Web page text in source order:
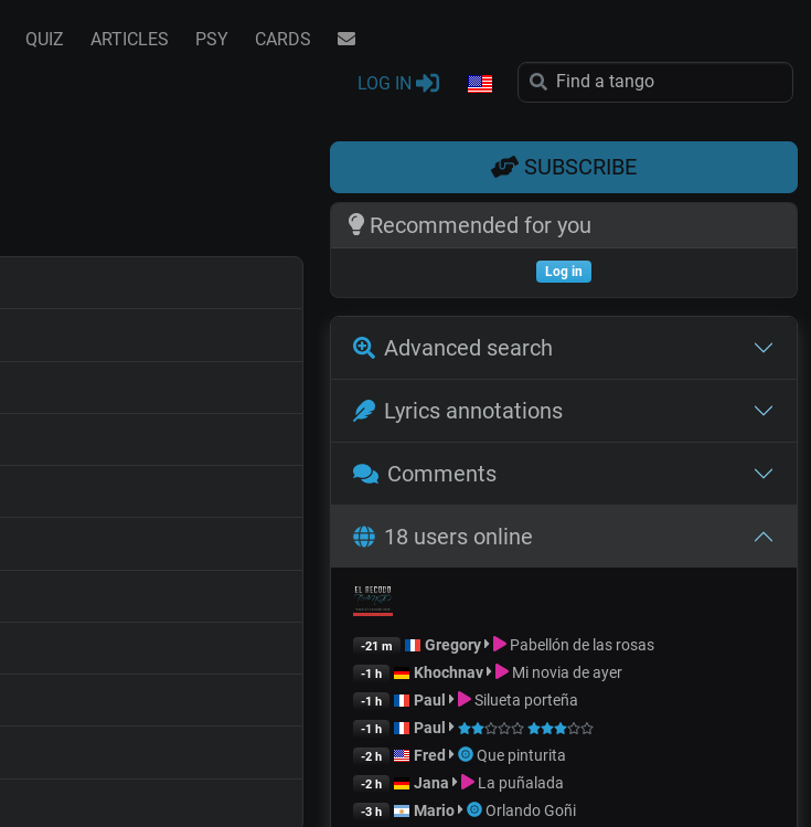
QUIZ ARTICLES PSY CARDS
LOG IN
SUBSCRIBE
Recommended for you
Log in
Advanced search
Lyrics annotations
Comments
18 users online
-21 m Gregory Pabellón de las rosas
-1 h Khochnav Mi novia de ayer
-1 h Paul Silueta porteña
-1 h Paul
-2 h Fred Que pinturita
-2 h Jana La puñalada
-3 h Mario Orlando Goñi